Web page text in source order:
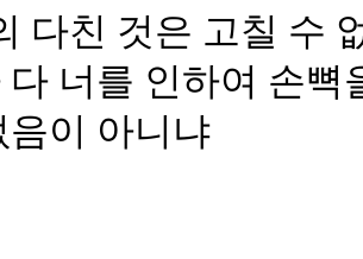
다친 것은 고칠 수
다 너를 인하여 손
음이 아니냐